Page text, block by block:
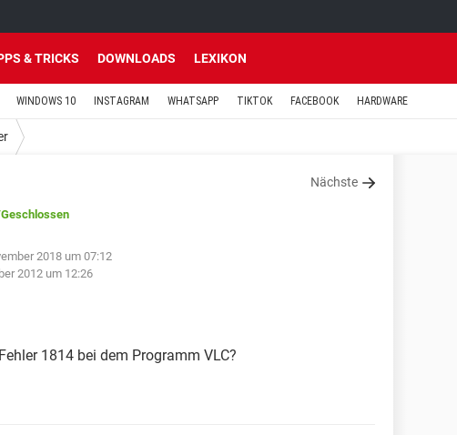
& TRICKS DOWNLOADS LEXIKON
WINDOWS 10 INSTAGRAM WHATSAPP TIKTOK FACEBOOK HARDWARE
Nächste
2018 um 07:12
2012 um 12:26
1814 bei dem Programm VLC?